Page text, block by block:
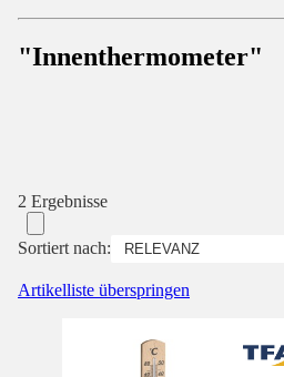
"Innenthermometer"
2 Ergebnisse
Sortiert nach:
Artikelliste überspringen